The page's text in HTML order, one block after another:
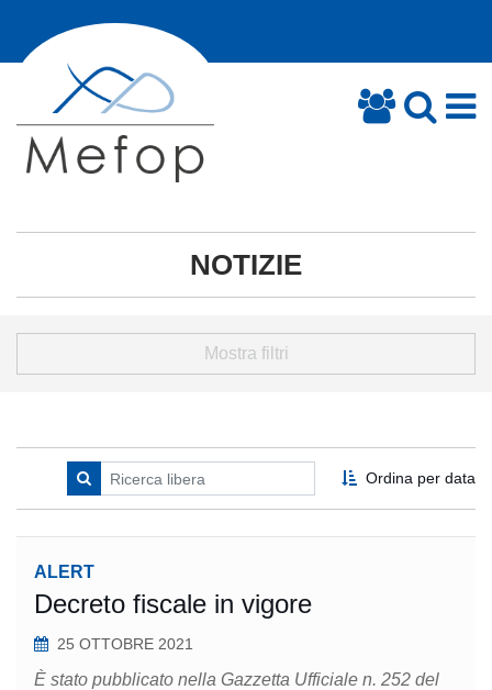
NOTIZIE
Mostra filtri
Ordina per data
ALERT
Decreto fiscale in vigore
25 OTTOBRE 2021
È stato pubblicato nella Gazzetta Ufficiale n. 252 del